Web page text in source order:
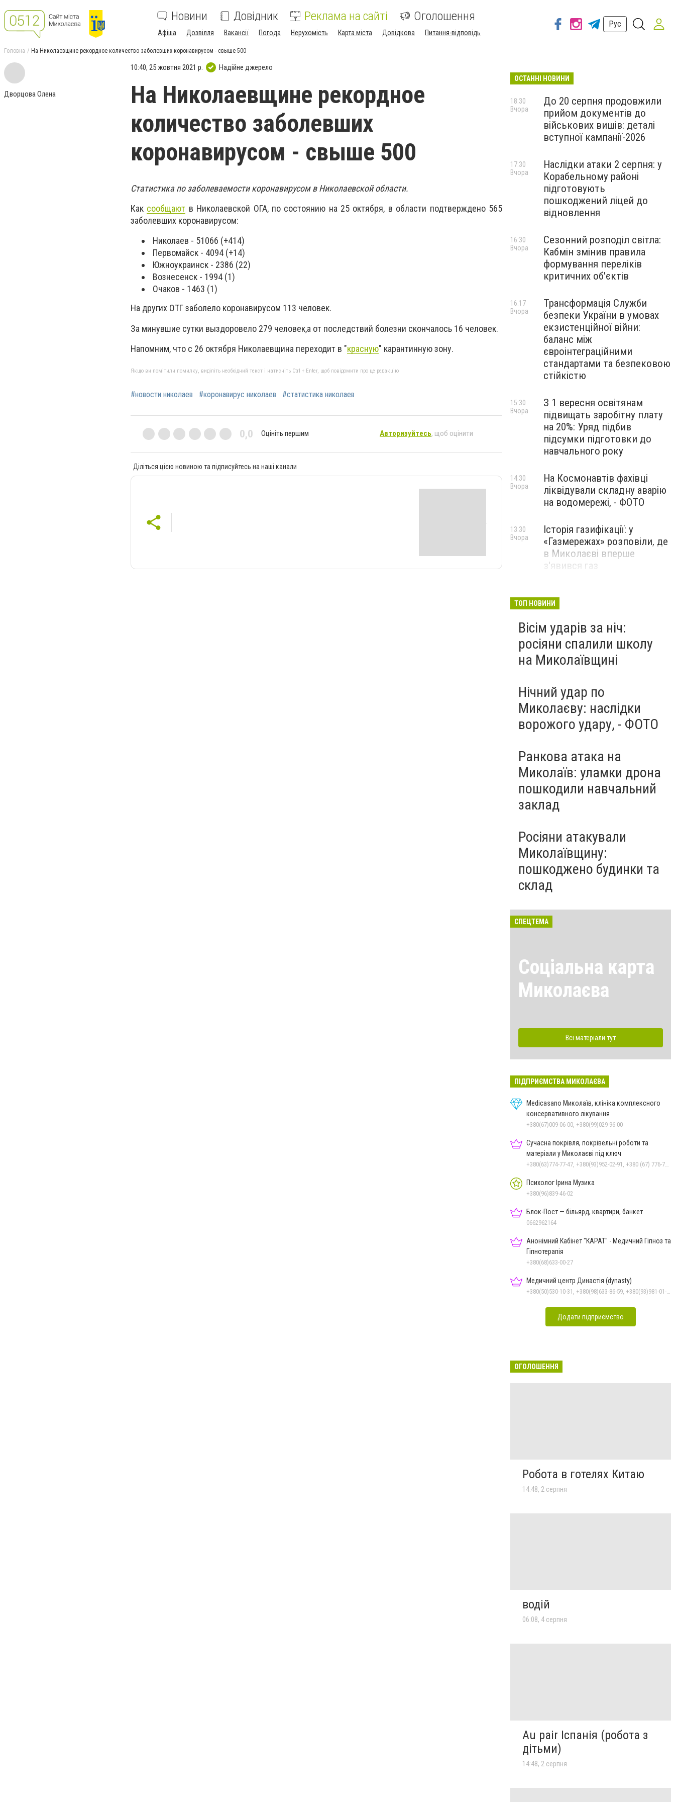
Новини Довідник Реклама на сайті Оголошення
Афіша Дозвілля Вакансії Погода Нерухомість Карта міста Довідкова Питання-відповідь
Рус
Головна На Николаевщине рекордное количество заболевших коронавирусом - свыше 500
Дворцова Олена
10:40, 25 жовтня 2021 р. Надійне джерело
На Николаевщине рекордное
количество заболевших
коронавирусом - свыше 500
Статистика по заболеваемости коронавирусом в Николаевской области.
Как сообщают в Николаевской ОГА, по состоянию на 25 октября, в области подтверждено 565
заболевших коронавирусом:
Николаев - 51066 (+414)
Первомайск - 4094 (+14)
Южноукраинск - 2386 (22)
Вознесенск - 1994 (1)
Очаков - 1463 (1)
На других ОТГ заболело коронавирусом 113 человек.
За минувшие сутки выздоровело 279 человек,а от последствий болезни скончалось 16 человек.
Напомним, что с 26 октября Николаевщина переходит в "красную" карантинную зону.
Якщо ви помітили помилку, виділіть необхідний текст і натисніть Ctrl + Enter, щоб повідомити про це редакцію
#новости николаев #коронавирус николаев #статистика николаев
0,0 Оцініть першим Авторизуйтесь, щоб оцінити
Діліться цією новиною та підписуйтесь на наші канали
ОСТАННІ НОВИНИ
До 20 серпня продовжили
прийом документів до
військових вишів: деталі
вступної кампанії-2026
18:30
Вчора
Наслідки атаки 2 серпня: у
Корабельному районі
підготовують
пошкоджений ліцей до
відновлення
17:30
Вчора
Сезонний розподіл світла:
Кабмін змінив правила
формування переліків
критичних об'єктів
16:30
Вчора
Трансформація Служби
безпеки України в умовах
екзистенційної війни:
баланс між
євроінтеграційними
стандартами та безпековою
стійкістю
16:17
Вчора
З 1 вересня освітянам
підвищать заробітну плату
на 20%: Уряд підбив
підсумки підготовки до
навчального року
15:30
Вчора
На Космонавтів фахівці
ліквідували складну аварію
на водомережі, - ФОТО
14:30
Вчора
Історія газифікації: у
«Газмережах» розповіли, де
в Миколаєві вперше
з'явився газ
13:30
Вчора
Миколаєві 2026: шукаємо
перезавантаження
ПАРТНЕРСЬКИЙ СПЕЦПРОЄКТ
Вчора
ТОП НОВИНИ
Вісім ударів за ніч:
росіяни спалили школу
на Миколаївщині
Нічний удар по
Миколаєву: наслідки
ворожого удару, - ФОТО
Ранкова атака на
Миколаїв: уламки дрона
пошкодили навчальний
заклад
Росіяни атакували
Миколаївщину:
пошкоджено будинки та
склад
СПЕЦТЕМА
Соціальна карта
Миколаєва
Всі матеріали тут
ПІДПРИЄМСТВА МИКОЛАЄВА
Medicasano Миколаїв, клініка комплексного
консервативного лікування
+380(67)009-06-00, +380(99)029-96-00
Сучасна покрівля, покрівельні роботи та
матеріали у Миколаєві під ключ
Психолог Ірина Музика
+380(96)839-46-02
Блок-Пост — більярд, квартири, банкет
0662962164
Анонімний Кабінет "КАРАТ" - Медичний Гіпноз та
Гіпнотерапія
+380(68)633-00-27
Медичний центр Династія (dynasty)
Додати підприємство
ОГОЛОШЕННЯ
Робота в готелях Китаю
14:48, 2 серпня
водій
06:08, 4 серпня
Au pair Іспанія (робота з
дітьми)
14:48, 2 серпня